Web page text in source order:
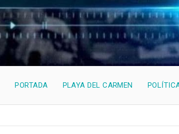
PORTADA PLAYA DEL CARMEN